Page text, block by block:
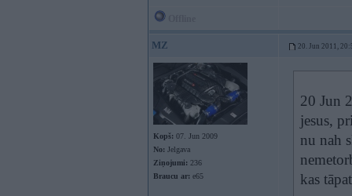
MZ 20. Jun 2011,
Kopš: 07. Jun 2009
No: Jelgava
Ziņojumi: 236
Braucu ar: e65
20 Jun
jesus,
nu nah
kas